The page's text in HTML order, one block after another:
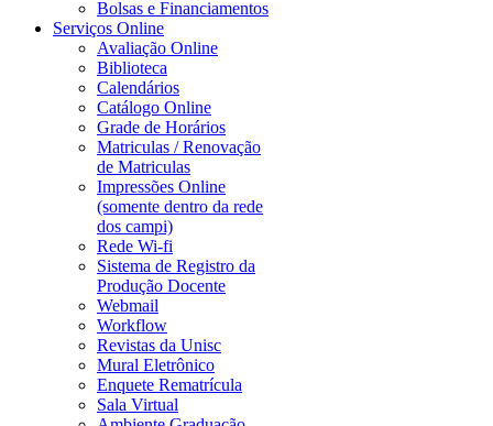
Bolsas e Financiamentos
Serviços Online
Avaliação Online
Biblioteca
Calendários
Catálogo Online
Grade de Horários
Matriculas / Renovação
de Matriculas
Impressões Online
(somente dentro da rede
dos campi)
Rede Wi-fi
Sistema de Registro da
Produção Docente
Webmail
Workflow
Revistas da Unisc
Mural Eletrônico
Enquete Rematrícula
Sala Virtual